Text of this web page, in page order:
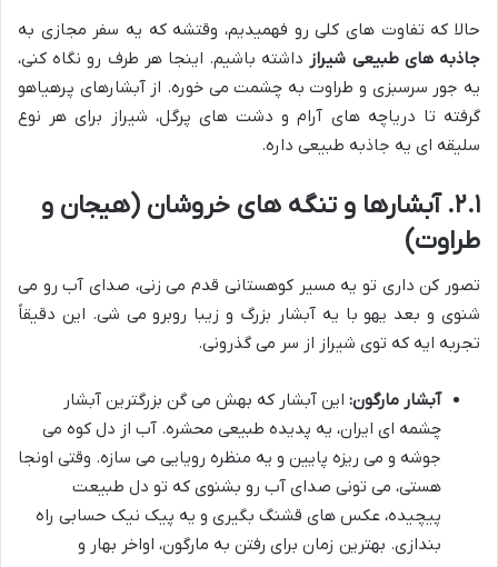
حالا که تفاوت های کلی رو فهمیدیم، وقتشه که یه سفر مجازی به
جاذبه های طبیعی شیراز داشته باشیم. اینجا هر طرف رو نگاه کنی،
یه جور سرسبزی و طراوت به چشمت می خوره. از آبشارهای پرهیاهو
گرفته تا دریاچه های آرام و دشت های پرگل، شیراز برای هر نوع
سلیقه ای یه جاذبه طبیعی داره.
۲.۱. آبشارها و تنگه های خروشان (هیجان و
طراوت)
تصور کن داری تو یه مسیر کوهستانی قدم می زنی، صدای آب رو می
شنوی و بعد یهو با یه آبشار بزرگ و زیبا روبرو می شی. این دقیقاً
تجربه ایه که توی شیراز از سر می گذرونی.
آبشار مارگون: این آبشار که بهش می گن بزرگترین آبشار
چشمه ای ایران، یه پدیده طبیعی محشره. آب از دل کوه می
جوشه و می ریزه پایین و یه منظره رویایی می سازه. وقتی اونجا
هستی، می تونی صدای آب رو بشنوی که تو دل طبیعت
پیچیده، عکس های قشنگ بگیری و یه پیک نیک حسابی راه
بندازی. بهترین زمان برای رفتن به مارگون، اواخر بهار و